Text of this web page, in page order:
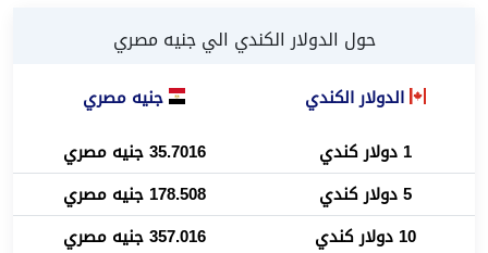
حول الدولار الكندي الي جنيه مصري
الدولار الكندي
جنيه مصري
1 دولار كندي
35.7016 جنيه مصري
5 دولار كندي
178.508 جنيه مصري
10 دولار كندي
357.016 جنيه مصري